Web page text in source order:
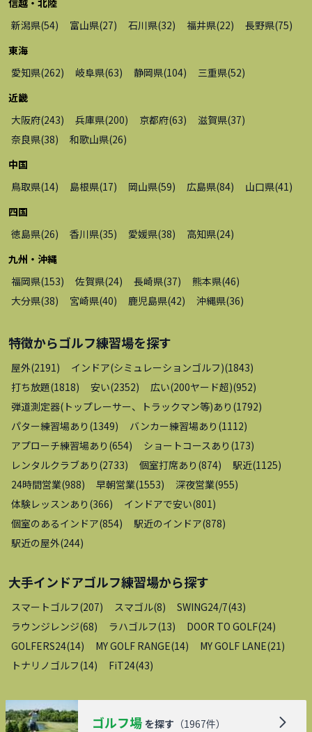
新潟県(54) 富山県(27) 石川県(32) 福井県(22) 長野県(75)
東海
愛知県(262) 岐阜県(63) 静岡県(104) 三重県(52)
近畿
大阪府(243) 兵庫県(200) 京都府(63) 滋賀県(37)
奈良県(38) 和歌山県(26)
中国
鳥取県(14) 島根県(17) 岡山県(59) 広島県(84) 山口県(41 )
四国
徳島県(26) 香川県(35) 愛媛県(38) 高知県(24)
九州・沖縄
福岡県(153) 佐賀県(24) 長崎県(37) 熊本県(46)
大分県(38) 宮崎県(40) 鹿児島県(42) 沖縄県(36)
特徴からゴルフ練習場を探す
屋外(2191 ) インドア(シミュレーションゴルフ)(1843)
打ち放題(1818) 安い(2352) 広い(200ヤード超)(952)
弾道測定器(トップレーサー、トラックマン等)あり (1792)
パター練習場あり (1349) バンカー練習場あり (1112)
アプローチ練習場あり (654) ショートコースあり (173)
レンタルクラブあり (2733) 個室打席あり (874) 駅近(1125)
24時間営業(988) 早朝営業(1553) 深夜営業(955)
体験レッスンあり (366) インドアで安い(801 )
個室のあるインドア(854) 駅近のインドア(878)
駅近の屋外(244)
大手インドアゴルフ練習場から探す
スマートゴルフ(207) スマゴル(8) SWING24/7(43)
ラウンジレンジ(68) ラハゴルフ(13) DOOR TO GOLF(24)
GOLFERS24(14) MY GOLF RANGE(14) MY GOLF LANE(21 )
トナリノゴルフ(14) FiT24(43)
ゴルフ場 を探す （1967件）